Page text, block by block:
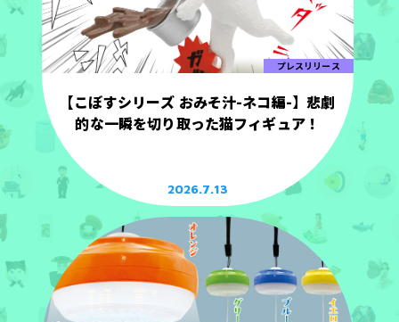
プレスリリース
【こぼすシリーズ おみそ汁-ネコ編-】悲劇
的な一瞬を切り取った猫フィギュア！
2026.7.13